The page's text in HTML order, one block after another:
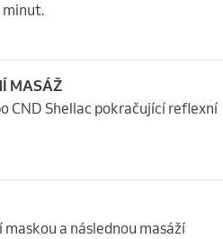
minut.
MASÁŽ
CND Shellac pokračující reflexní
a následnou masáží